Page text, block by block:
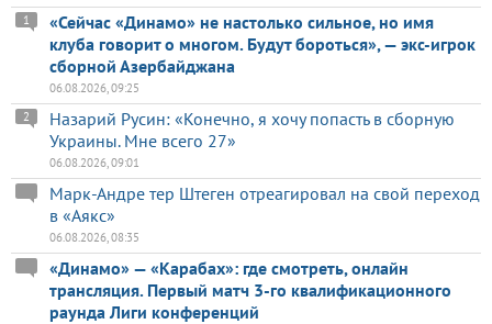
«Сейчас «Динамо» не настолько сильное, но имя
клуба говорит о многом. Будут бороться», — экс-игрок
сборной Азербайджана
1
06.08.2026, 09:25
Назарий Русин: «Конечно, я хочу попасть в сборную
Украины. Мне всего 27»
2
06.08.2026, 09:01
Марк-Андре тер Штеген отреагировал на свой переход
в «Аякс»
06.08.2026, 08:35
«Динамо» — «Карабах»: где смотреть, онлайн
трансляция. Первый матч 3-го квалификационного
раунда Лиги конференций